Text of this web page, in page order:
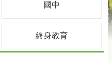
國中
終身教育